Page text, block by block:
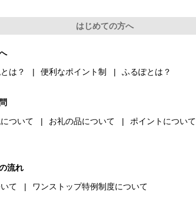
はじめての方へ
は？
便利なポイント制 ふるぽとは？
ついて
お礼の品について
ポイントについて
流れ
て
ワンストップ特例制度について